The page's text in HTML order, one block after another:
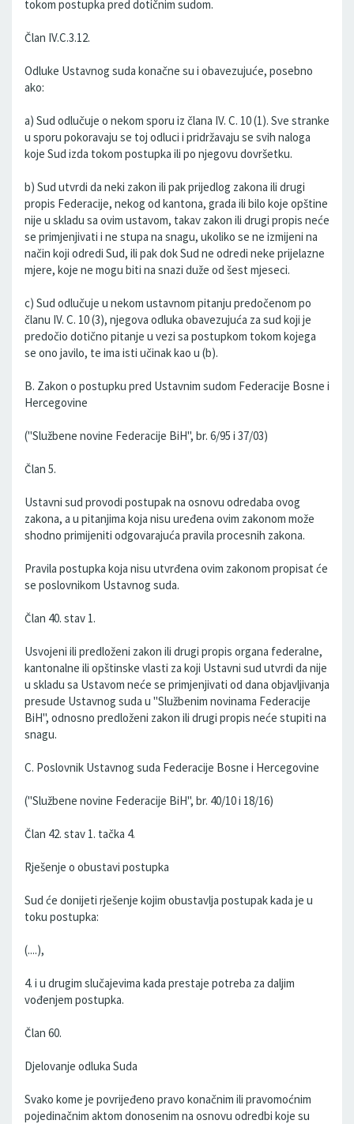
tokom postupka pred dotičnim sudom.
Član IV.C.3.12.
Odluke Ustavnog suda konačne su i obavezujuće, posebno
ako:
a) Sud odlučuje o nekom sporu iz člana IV. C. 10 (1). Sve stranke
u sporu pokoravaju se toj odluci i pridržavaju se svih naloga
koje Sud izda tokom postupka ili po njegovu dovršetku.
b) Sud utvrdi da neki zakon ili pak prijedlog zakona ili drugi
propis Federacije, nekog od kantona, grada ili bilo koje opštine
nije u skladu sa ovim ustavom, takav zakon ili drugi propis neće
se primjenjivati i ne stupa na snagu, ukoliko se ne izmijeni na
način koji odredi Sud, ili pak dok Sud ne odredi neke prijelazne
mjere, koje ne mogu biti na snazi duže od šest mjeseci.
c) Sud odlučuje u nekom ustavnom pitanju predočenom po
članu IV. C. 10 (3), njegova odluka obavezujuća za sud koji je
predočio dotično pitanje u vezi sa postupkom tokom kojega
se ono javilo, te ima isti učinak kao u (b).
B. Zakon o postupku pred Ustavnim sudom Federacije Bosne i
Hercegovine
("Službene novine Federacije BiH", br. 6/95 i 37/03)
Član 5.
Ustavni sud provodi postupak na osnovu odredaba ovog
zakona, a u pitanjima koja nisu uređena ovim zakonom može
shodno primijeniti odgovarajuća pravila procesnih zakona.
Pravila postupka koja nisu utvrđena ovim zakonom propisat će
se poslovnikom Ustavnog suda.
Član 40. stav 1.
Usvojeni ili predloženi zakon ili drugi propis organa federalne,
kantonalne ili opštinske vlasti za koji Ustavni sud utvrdi da nije
u skladu sa Ustavom neće se primjenjivati od dana objavljivanja
presude Ustavnog suda u "Službenim novinama Federacije
BiH", odnosno predloženi zakon ili drugi propis neće stupiti na
snagu.
C. Poslovnik Ustavnog suda Federacije Bosne i Hercegovine
("Službene novine Federacije BiH", br. 40/10 i 18/16)
Član 42. stav 1. tačka 4.
Rješenje o obustavi postupka
Sud će donijeti rješenje kojim obustavlja postupak kada je u
toku postupka:
(....),
4. i u drugim slučajevima kada prestaje potreba za daljim
vođenjem postupka.
Član 60.
Djelovanje odluka Suda
Svako kome je povrijeđeno pravo konačnim ili pravomoćnim
pojedinačnim aktom donosenim na osnovu odredbi koje su